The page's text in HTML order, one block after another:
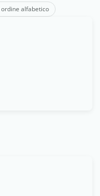
ordine alfabetico